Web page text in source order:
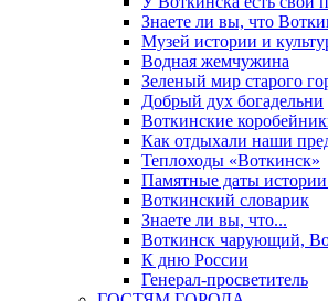
Знаете ли вы, что
Музей истории и
Водная жемчужина
Зеленый мир старого
Добрый дух богадельни
Воткинские
Как отдыхали наши
Теплоходы «Воткинск»
Памятные даты
Воткинский словарик
Знаете ли вы, что...
Воткинск чарующий,
К дню России
Генерал-просветитель